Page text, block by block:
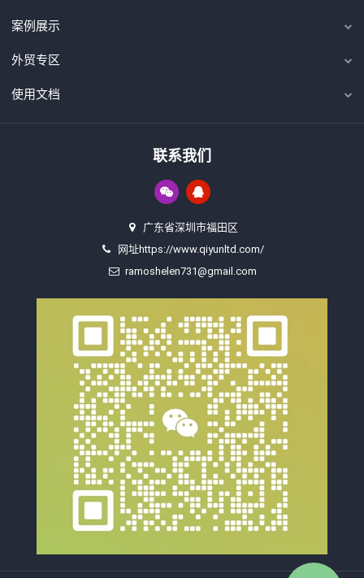
案例展示
外贸专区
使用文档
联系我们
广东省深圳市福田区
网址https://www.qiyunltd.com/
ramoshelen731@gmail.com